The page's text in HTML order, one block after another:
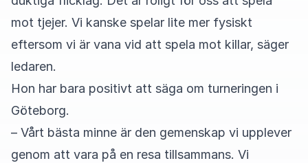
mot tjejer. Vi kanske spelar lite mer fysiskt
eftersom vi är vana vid att spela mot killar, säger
ledaren.
Hon har bara positivt att säga om turneringen i
Göteborg.
– Vårt bästa minne är den gemenskap vi upplever
genom att vara på en resa tillsammans. Vi